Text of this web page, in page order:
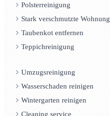
Polsterreinigung
Stark verschmutzte Wohnung
Taubenkot entfernen
Teppichreinigung
Umzugsreinigung
Wasserschaden reinigen
Wintergarten reinigen
Cleaning service